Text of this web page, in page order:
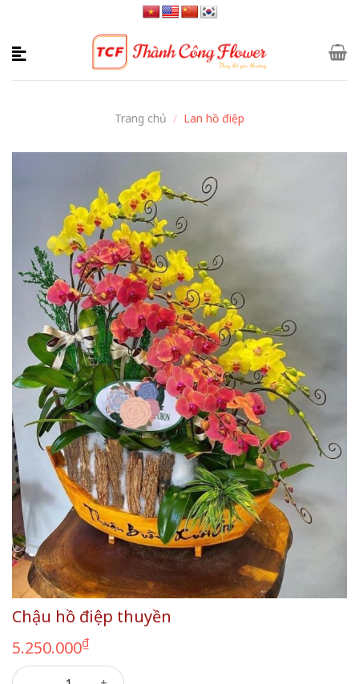
content
Trang chủ / Lan hồ điệp
Chậu hồ điệp thuyền
5.250.000₫
Chậu hồ điệp thuyền số lượng